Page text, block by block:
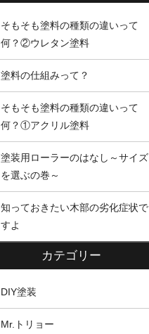
そもそも塗料の種類の違いって
何？②ウレタン塗料
塗料の仕組みって？
そもそも塗料の種類の違いって
何？①アクリル塗料
塗装用ローラーのはなし～サイズ
を選ぶの巻～
知っておきたい木部の劣化症状で
すよ
カテゴリー
DIY塗装
Mr.トリョー